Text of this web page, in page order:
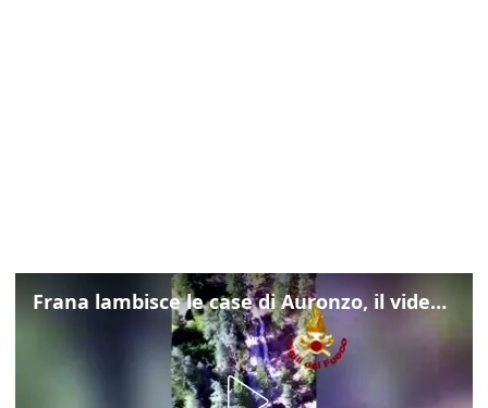
Frana lambisce le case di Auronzo, il video dall'elicottero dei vigili del fuoco